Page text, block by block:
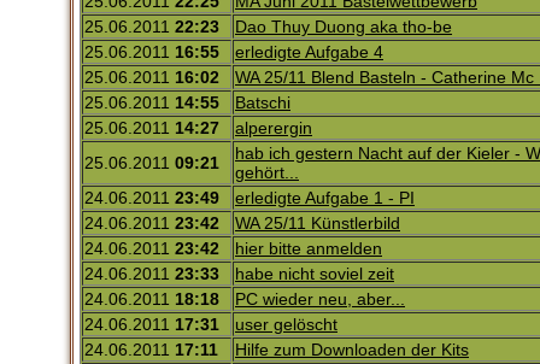
25.06.2011 22:23
Dao Thuy Duong aka tho-be
25.06.2011 16:55
erledigte Aufgabe 4
25.06.2011 16:02
WA 25/11 Blend Basteln - Catherine Mc
25.06.2011 14:55
Batschi
25.06.2011 14:27
alperergin
25.06.2011 09:21
hab ich gestern Nacht auf der Kieler -
gehört...
24.06.2011 23:49
erledigte Aufgabe 1 - PI
24.06.2011 23:42
WA 25/11 Künstlerbild
24.06.2011 23:42
hier bitte anmelden
24.06.2011 23:33
habe nicht soviel zeit
24.06.2011 18:18
PC wieder neu, aber...
24.06.2011 17:31
user gelöscht
24.06.2011 17:11
Hilfe zum Downloaden der Kits